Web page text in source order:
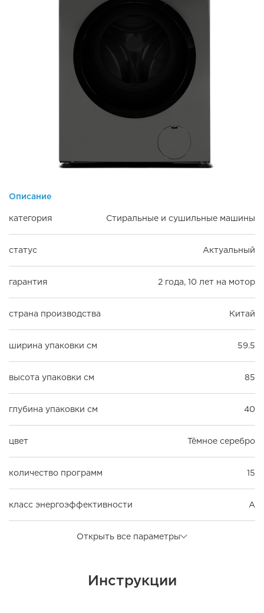
Описание
категория Стиральные и сушильные машины
статус Актуальный
гарантия 2 года, 10 лет на мотор
страна производства Китай
ширина упаковки см 59.5
высота упаковки см 85
глубина упаковки см 40
цвет Тёмное серебро
количество программ 15
класс энергоэффективности A
Открыть все параметры
Инструкции